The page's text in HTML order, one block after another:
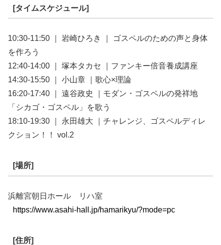
[タイムスケジュール]
10:30-11:50 ｜ 岩崎ひろき ｜ ゴスペルのための声と身体
を作ろう
12:40-14:00 ｜ 塚本タカセ ｜ファンキー倍音養成講座
14:30-15:50 ｜ 小山章 ｜歌心×理論
16:20-17:40 ｜ 遠谷政史 ｜モダン・ゴスペルの発祥地
「シカゴ・ゴスペル」を歌う
18:10-19:30 ｜ 永田雄大 ｜チャレンジ、ゴスペルディレ
クション！！ vol.2
[場所]
浜離宮朝日ホール リハ室
https://www.asahi-hall.jp/hamarikyu/?mode=pc
[住所]